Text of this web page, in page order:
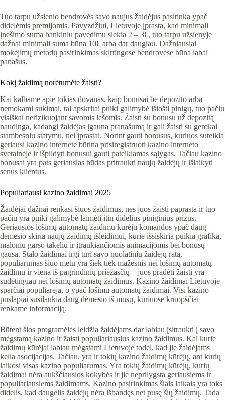
Tuo tarpu užsienio bendrovės savo naujus žaidėjus pasitinka ypač
didelėmis premijomis. Pavyzdžiui, Lietuvoje įprasta, kad minimali
įnešimo suma bankiniu pavedimu siekia 2 – 3€, tuo tarpu užsienyje
dažnai minimali suma būna 10€ arba dar daugiau. Dažniausiai
mokėjimų metodų pasirinkimas skirtingose bendrovėse būna labai
panašus.
Kokį žaidimą norėtumėte žaisti?
Kai kalbame apie tokias dovanas, kaip bonusai be depozito arba
nemokami sukimai, tai apskritai puiki galimybė išlošti pinigų, tuo pačiu
visiškai nerizikuojant savomis lėšomis. Žaisti su bonusu už depozitą
naudinga, kadangi žaidėjas įgauna pranašumą ir gali žaisti su gerokai
stambesniu statymu, nei įprastai. Norint gauti bonusus, kuriuos suteikia
geriausi kazino internete būtina prisiregistruoti kazino interneto
svetainėje ir išpildyti bonusui gauti pateikiamas sąlygas. Tačiau kazino
bonusai yra pats geriausias būdas pritraukti naujų žaidėjų ir išlaikyti
senus klientus.
Populiariausi kazino žaidimai 2025
Žaidėjai dažnai renkasi šiuos žaidimus, nes juos žaisti paprasta ir tuo
pačiu yra puiki galimybė laimėti itin didelius piniginius prizus.
Geriausios lošimų automatų žaidimų kūrėjų komandos ypač daug
dėmesio skiria naujų žaidimų išleidimui, kurie išsiskiria puikia grafika,
maloniu garso takeliu ir įtraukiančiomis animacijomis bei bonusų
gausa. Stalo žaidimai irgi turi savo nuolatinių žaidėjų ratą,
populiarumas šiuo metu yra šiek tiek mažesnis nei lošimų automatų
žaidimų ir viena iš pagrindinių priežasčių – juos pradėti žaisti yra
sudėtingiau nei lošimų automatų žaidimus. Kazino žaidimai Lietuvoje
sparčiai populiarėja, o ypač lošimų automatų žaidimai. Visi kazino
puslapiai susilaukia daug dėmesio iš mūsų, kuriuose kruopščiai
renkame informaciją.
Būtent šios programėlės leidžia žaidėjams dar labiau įsitraukti į savo
mėgstamą kazino ir žaisti populiariausius kazino žaidimus. Kai kurie
žaidimų kūrėjai labiau mėgstami Lietuvoje todėl, kad jie žaidėjams
kelia asocijacijas. Tačiau, yra ir tokių kazino žaidimų kūrėjų, ant kurių
laikosi visas kazino populiarumas. Yra tokių žaidimų kūrėjų, kurių
žaidimai nėra aukščiausios kokybės ir jie neprilygsta geriausiems ir
populiariausiems žaidimams. Kazino pasirinkimas šiais laikais yra toks
didelis, kad daugelis žaidėjų nėra išbandęs net pusę šių žaidimų. Tada